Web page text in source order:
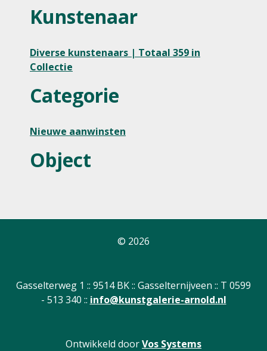
Kunstenaar
Diverse kunstenaars | Totaal 359 in
Collectie
Categorie
Nieuwe aanwinsten
Object
© 2026
Gasselterweg 1 :: 9514 BK :: Gasselternijveen :: T 0599
- 513 340 :: info@kunstgalerie-arnold.nl
Ontwikkeld doorVos Systems